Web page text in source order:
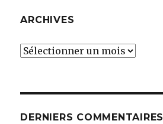
ARCHIVES
Archives
DERNIERS COMMENTAIRES